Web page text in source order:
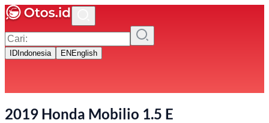
ID Indonesia EN English
2019 Honda Mobilio 1.5 E